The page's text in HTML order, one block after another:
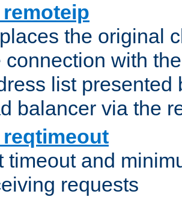
the original
connection with
list presented
balancer via the
timeout and
requests